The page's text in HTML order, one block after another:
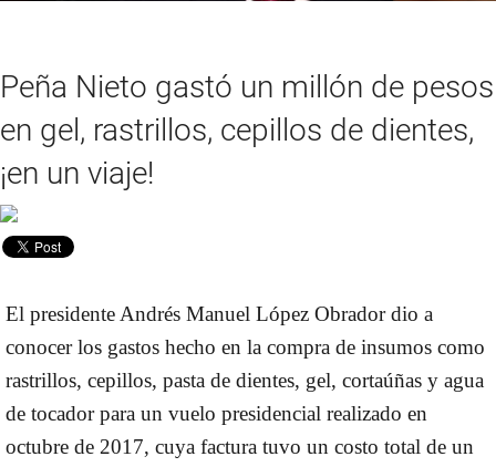
Peña Nieto gastó un millón de pesos
en gel, rastrillos, cepillos de dientes,
¡en un viaje!
El presidente Andrés Manuel López Obrador dio a
conocer los gastos hecho en la compra de insumos como
rastrillos, cepillos, pasta de dientes, gel, cortaúñas y agua
de tocador para un vuelo presidencial realizado en
octubre de 2017, cuya factura tuvo un costo total de un